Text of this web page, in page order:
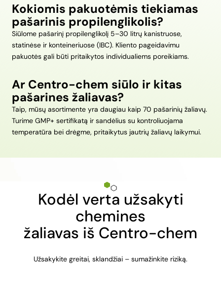
Kokiomis pakuotėmis tiekiamas
pašarinis propilenglikolis?
Siūlome pašarinį propilenglikolį 5–30 litrų kanistruose,
statinėse ir konteineriuose (IBC). Kliento pageidavimu
pakuotės gali būti pritaikytos individualiems poreikiams.
Ar Centro-chem siūlo ir kitas
pašarines žaliavas?
Taip, mūsų asortimente yra daugiau kaip 70 pašarinių žaliavų.
Turime GMP+ sertifikatą ir sandėlius su kontroliuojama
temperatūra bei drėgme, pritaikytus jautrių žaliavų laikymui.
Kodėl verta užsakyti
chemines
žaliavas iš Centro-chem
Užsakykite greitai, sklandžiai – sumažinkite riziką.